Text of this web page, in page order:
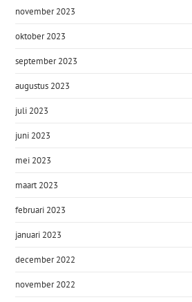
november 2023
oktober 2023
september 2023
augustus 2023
juli 2023
juni 2023
mei 2023
maart 2023
februari 2023
januari 2023
december 2022
november 2022